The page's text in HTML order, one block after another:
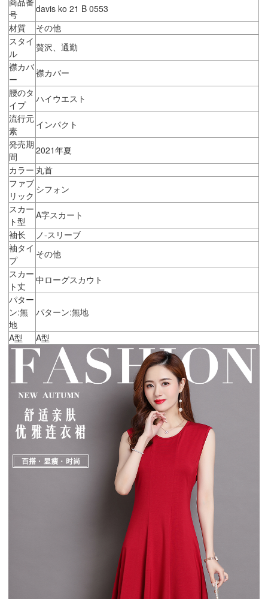
号
davis ko 21 B 0553
材質
その他
スタイ
ル
贅沢、通勤
襟カバ
ー
襟カバー
腰のタ
イプ
ハイウエスト
流行元
素
インパクト
発売期
間
2021年夏
カラー 丸首
ファブ
リック
シフォン
スカー
ト型
A字スカート
袖长
ノ-スリーブ
袖タイ
プ
その他
スカー
ト丈
中ローグスカウト
パター
ン:無
地
パターン:無地
A型 A型